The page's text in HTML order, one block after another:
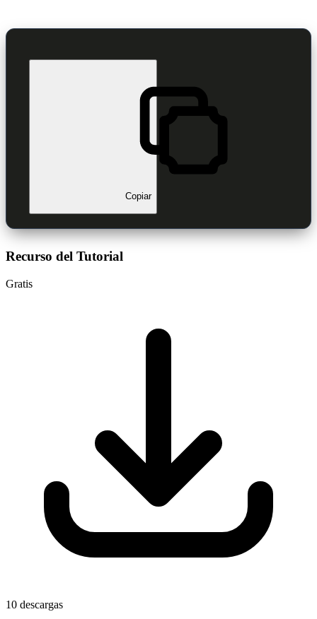
Copiar
Recurso del Tutorial
Gratis
10 descargas